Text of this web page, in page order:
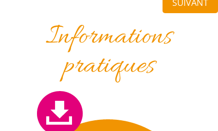
Informations
pratiques